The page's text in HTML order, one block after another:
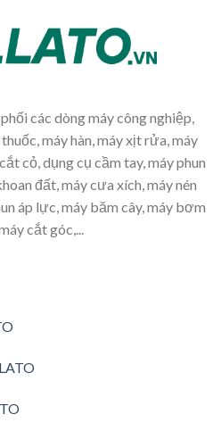
các dòng máy công nghiệp,
máy hàn, máy xịt rửa, máy
cỏ, dụng cụ cầm tay, máy phun
đất, máy cưa xích, máy nén
áp lực, máy băm cây, máy bơm
cắt góc,...